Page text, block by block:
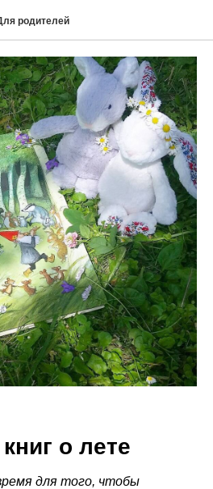
родителей
о лете
для того, чтобы